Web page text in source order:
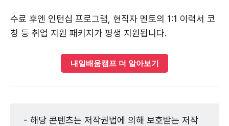
수료 후엔 인턴십 프로그램, 현직자 멘토의 1:1 이력서 코
칭 등 취업 지원 패키지가 평생 지원됩니다.
내일배움캠프 더 알아보기
- 해당 콘텐츠는 저작권법에 의해 보호받는 저작